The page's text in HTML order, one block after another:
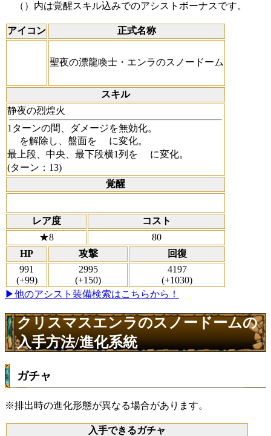
（）内は覚醒スキル込みでのアシストボーナスです。
アイコン 正式名称
聖夜の漂龍喚士・エンラのスノードーム
スキル
静夜の烈煌火
1ターンの間、ダメージを無効化。
を解除し、盤面を
に変化。
最上段、中央、最下段横1列を
に変化。
(ターン：13)
覚醒
レア度
コスト
★8
80
HP
攻撃
回復
991
(+99)
2995
(+150)
4197
(+1030)
▶他のアシスト装備検索はこちらから！
クリスマスエンラのスノードームの
入手方法/進化系統
ガチャ
※排出時の進化形態が異なる場合があります。
入手できるガチャ